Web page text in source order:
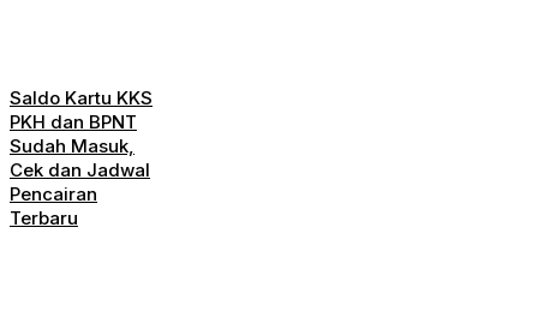
Saldo Kartu KKS
PKH dan BPNT
Sudah Masuk,
Cek dan Jadwal
Pencairan
Terbaru